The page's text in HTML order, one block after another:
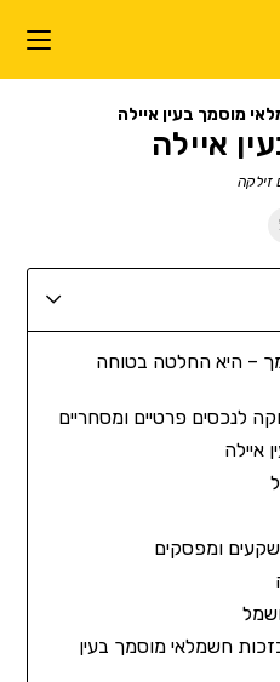
מוסמך בעין איילה
איילה
זילקה
– היא החלטה בטוחה
לנכסים פרטיים ומסחריים
איילה
ומפסקים
חשמלאי מוסמך בעין